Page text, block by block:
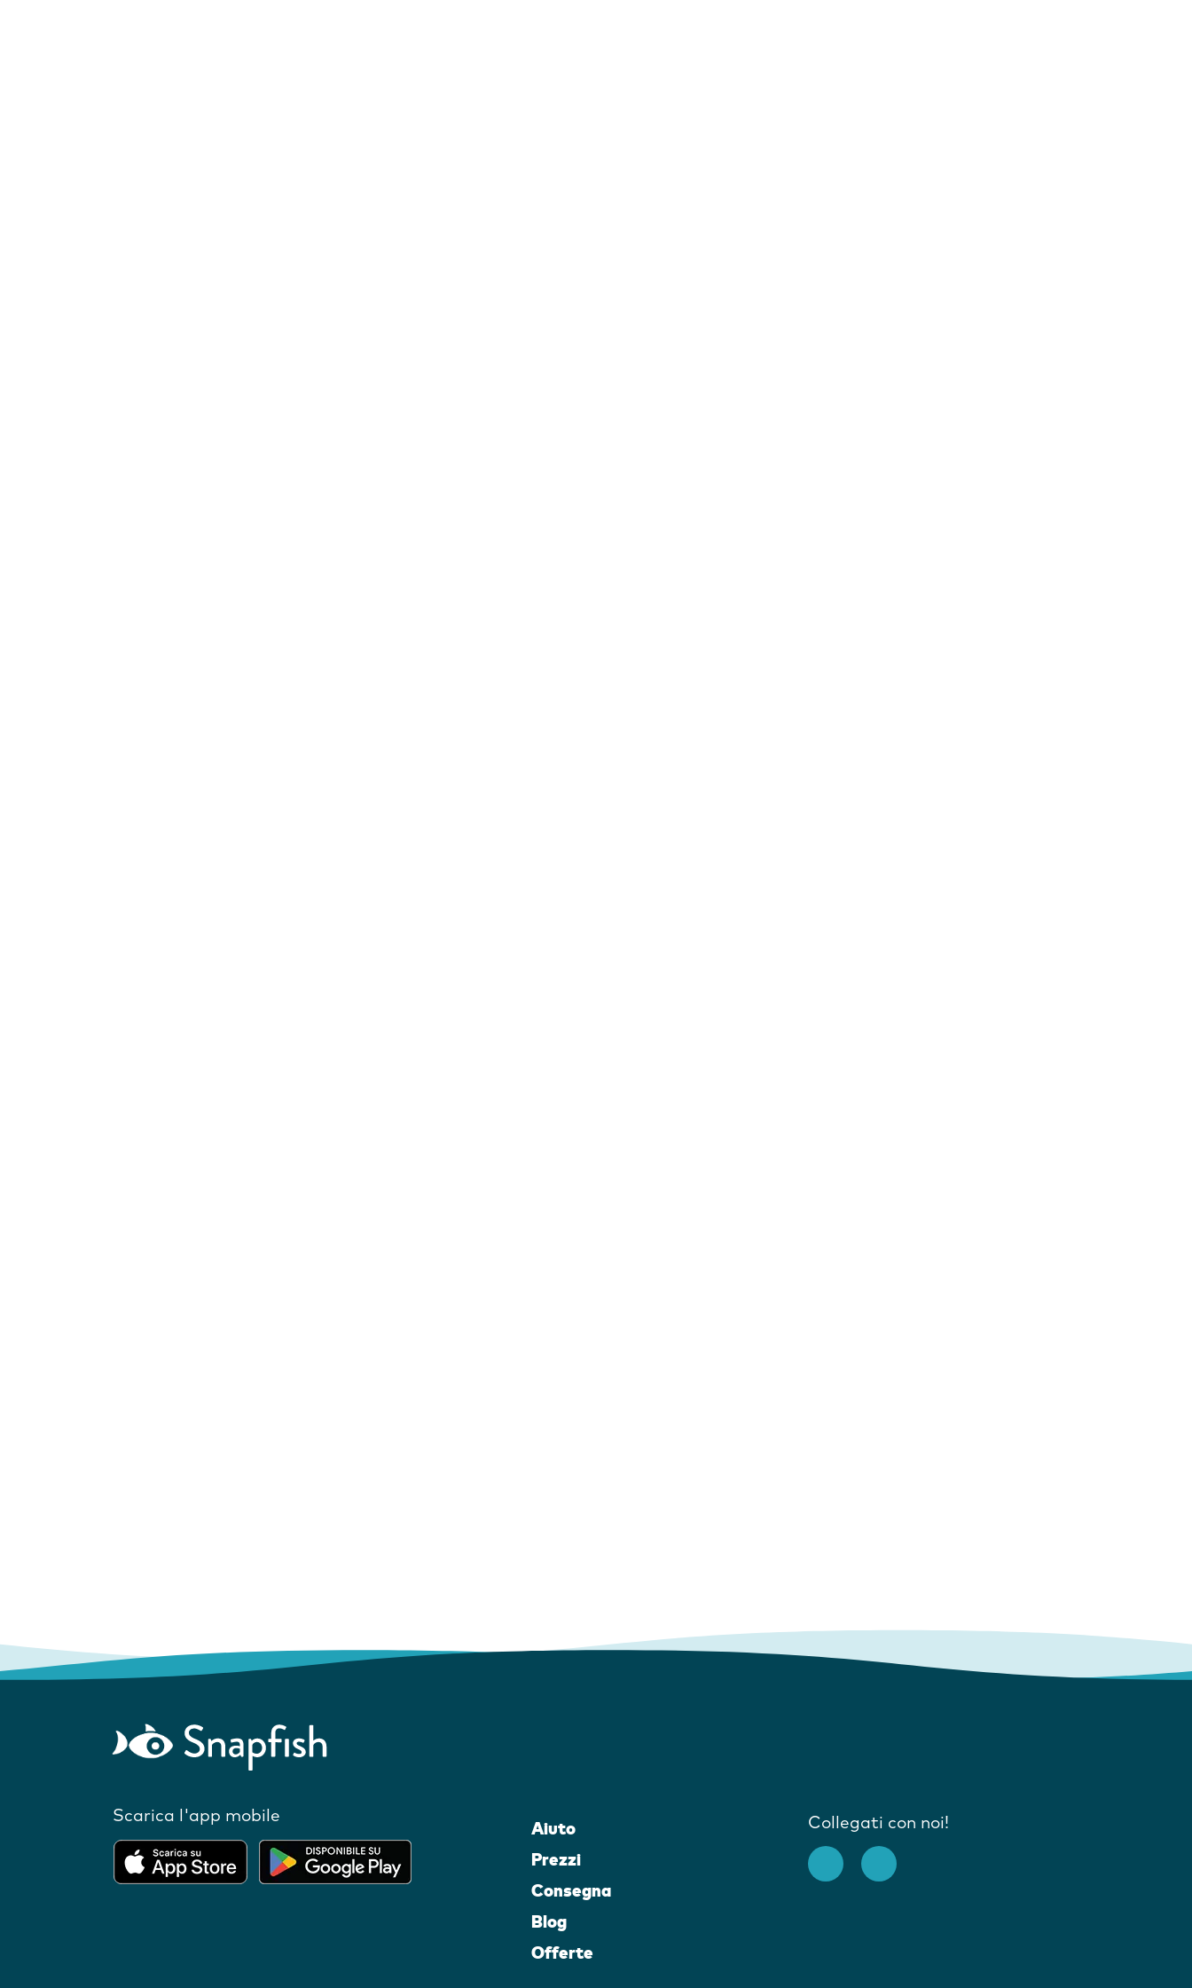
Scarica l'app mobile
Aiuto
Prezzi
Consegna
Blog
Offerte
Collegati con noi!